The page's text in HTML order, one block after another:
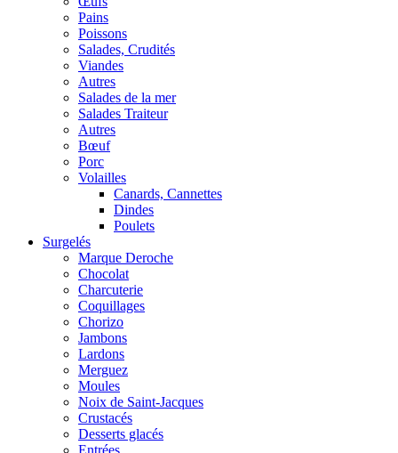
Pains
Poissons
Salades, Crudités
Viandes
Autres
Salades de la mer
Salades Traiteur
Autres
Bœuf
Porc
Volailles
Canards, Cannettes
Dindes
Poulets
Surgelés
Marque Deroche
Chocolat
Charcuterie
Coquillages
Chorizo
Jambons
Lardons
Merguez
Moules
Noix de Saint-Jacques
Crustacés
Desserts glacés
Entrées